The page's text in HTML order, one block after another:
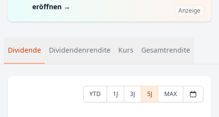
eröffnen → Anzeige
Dividende Dividendenrendite Kurs Gesamtrendite
YTD 1J 3J 5J MAX